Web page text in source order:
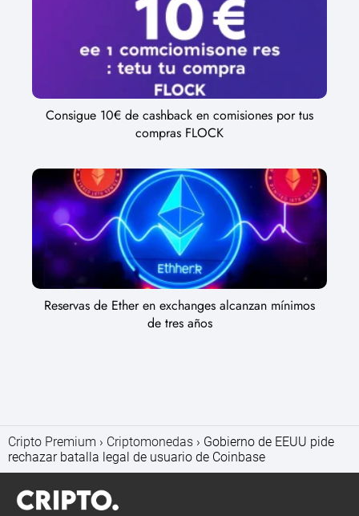
Consigue 10€ de cashback en comisiones por tus
compras FLOCK
Reservas de Ether en exchanges alcanzan mínimos
de tres años
Cripto Premium Criptomonedas
Gobierno de EEUU pide
rechazar batalla legal de usuario de Coinbase